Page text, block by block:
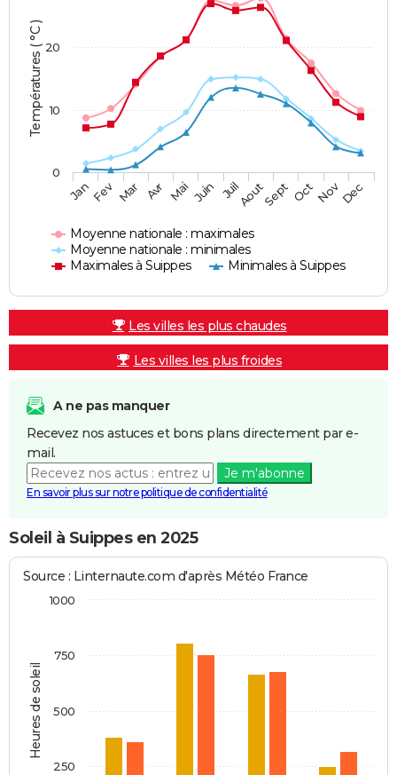
Températures ( °C )
Moyenne nationale : maximales
Moyenne nationale : minimales
Maximales à Suippes
Minimales à Suippes
JanFev Mar Avr Mai Juin JuilAoutSept OctNovDec
0
10
20
Les villes les plus chaudes
Les villes les plus froides
A ne pas manquer
Recevez nos astuces et bons plans directement par e-
mail.
Je m'abonne
En savoir plus sur notre politique de confidentialité
Soleil à Suippes en 2025
Heures de soleil
Source : Linternaute.com d'après Météo France
250
500
750
1000